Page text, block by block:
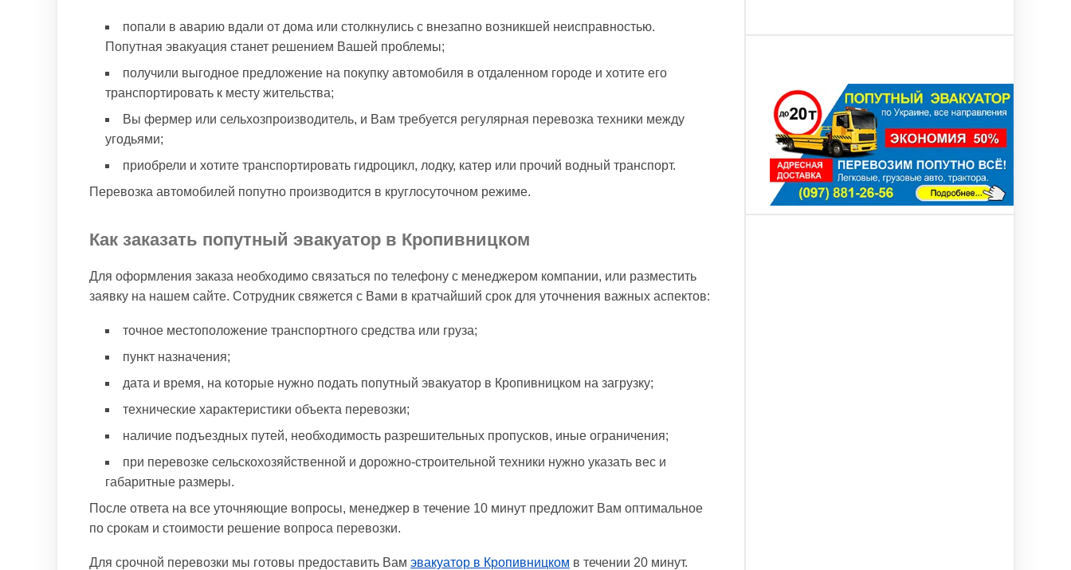
попали в аварию вдали от дома или столкнулись с внезапно возникшей неисправностью.
Попутная эвакуация станет решением Вашей проблемы;
получили выгодное предложение на покупку автомобиля в отдаленном городе и хотите его
транспортировать к месту жительства;
Вы фермер или сельхозпроизводитель, и Вам требуется регулярная перевозка техники между
угодьями;
приобрели и хотите транспортировать гидроцикл, лодку, катер или прочий водный транспорт.
Перевозка автомобилей попутно производится в круглосуточном режиме.
Как заказать попутный эвакуатор в Кропивницком
Для оформления заказа необходимо связаться по телефону с менеджером компании, или разместить
заявку на нашем сайте. Сотрудник свяжется с Вами в кратчайший срок для уточнения важных аспектов:
точное местоположение транспортного средства или груза;
пункт назначения;
дата и время, на которые нужно подать попутный эвакуатор в Кропивницком на загрузку;
технические характеристики объекта перевозки;
наличие подъездных путей, необходимость разрешительных пропусков, иные ограничения;
при перевозке сельскохозяйственной и дорожно-строительной техники нужно указать вес и
габаритные размеры.
После ответа на все уточняющие вопросы, менеджер в течение 10 минут предложит Вам оптимальное
по срокам и стоимости решение вопроса перевозки.
Для срочной перевозки мы готовы предоставить Вам эвакуатор в Кропивницком в течении 20 минут.